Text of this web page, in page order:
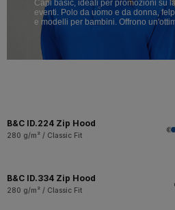
Capi basic, ideali per promozioni su
eventi. Polo da uomo e da donna,
e modelli per bambini. Offrono
B&C ID.224 Zip Hood
280 g/m² / Classic Fit
B&C ID.334 Zip Hood
280 g/m² / Classic Fit